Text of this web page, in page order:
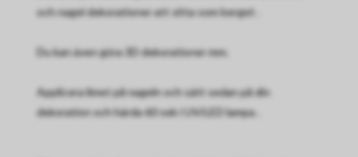
och nagel dekorationer att sitta som berget .
Du kan även göra 3D dekorationer mm.
Applicera limet på nageln och sätt sedan på din
dekoration och härda 60 sek i UV/LED lampa .